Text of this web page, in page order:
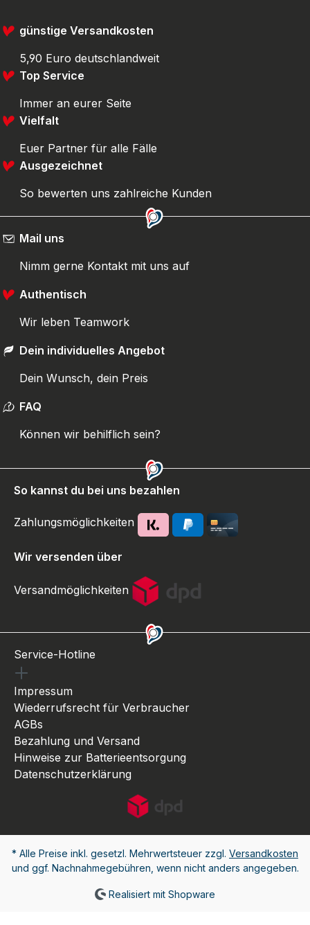
günstige Versandkosten
5,90 Euro deutschlandweit
Top Service
Immer an eurer Seite
Vielfalt
Euer Partner für alle Fälle
Ausgezeichnet
So bewerten uns zahlreiche Kunden
Mail uns
Nimm gerne Kontakt mit uns auf
Authentisch
Wir leben Teamwork
Dein individuelles Angebot
Dein Wunsch, dein Preis
FAQ
Können wir behilflich sein?
So kannst du bei uns bezahlen
Zahlungsmöglichkeiten
Wir versenden über
Versandmöglichkeiten
Service-Hotline
Impressum
Wiederrufsrecht für Verbraucher
AGBs
Bezahlung und Versand
Hinweise zur Batterieentsorgung
Datenschutzerklärung
* Alle Preise inkl. gesetzl. Mehrwertsteuer zzgl. Versandkosten
und ggf. Nachnahmegebühren, wenn nicht anders angegeben.
Realisiert mit Shopware